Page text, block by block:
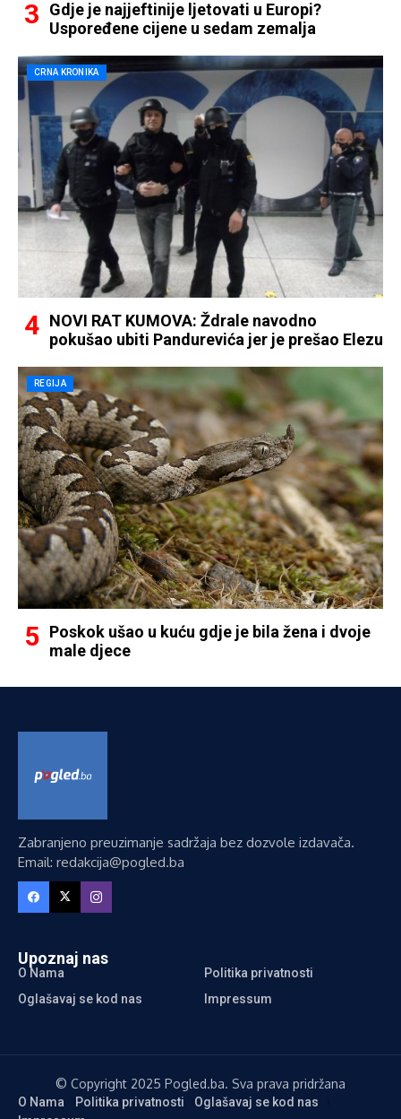
Gdje je najjeftinije ljetovati u Europi?
Uspoređene cijene u sedam zemalja
CRNA KRONIKA
NOVI RAT KUMOVA: Ždrale navodno
pokušao ubiti Pandurevića jer je prešao Elezu
REGIJA
Poskok ušao u kuću gdje je bila žena i dvoje
male djece
Zabranjeno preuzimanje sadržaja bez dozvole izdavača.
Email: redakcija@pogled.ba
Upoznaj nas
O Nama
Politika privatnosti
Oglašavaj se kod nas
Impressum
© Copyright 2025 Pogled.ba. Sva prava pridržana
O Nama Politika privatnosti
Oglašavaj se kod nas